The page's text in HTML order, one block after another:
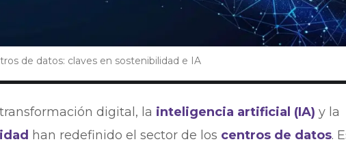
de datos: claves en sostenibilidad e IA
digital, la inteligencia artificial (IA) y la
han redefinido el sector de los centros de datos.